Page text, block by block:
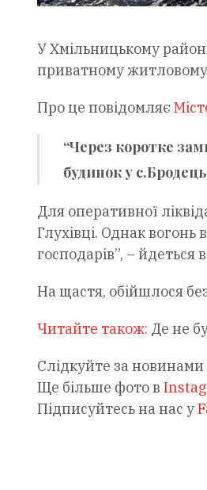
У Хмільницькому
приватному житловому
Про це повідомляє
“Через коротке
будинок у
Для оперативної
Глухівці. Однак
господарів”, – йдеться
На щастя, обійшлося
Читайте також: Де не
Слідкуйте за новинами
Ще більше фото в
Підписуйтесь на нас у